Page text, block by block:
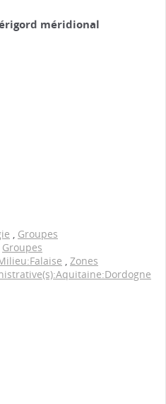
méridional
, Groupes
Groupes
, Zones